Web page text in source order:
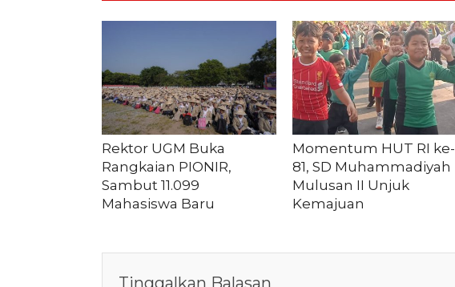
Rektor UGM Buka
Rangkaian PIONIR,
Sambut 11.099
Mahasiswa Baru
Momentum HUT RI ke-
81, SD Muhammadiyah
Mulusan II Unjuk
Kemajuan
Tinggalkan Balasan